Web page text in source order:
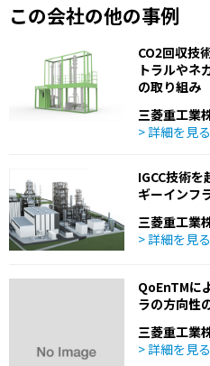
この会社の他の事例
CO2回収技
トラルやネ
の取り組み
三菱重工業
> 詳細を見る
IGCC技術
ギーインフ
三菱重工業
> 詳細を見る
QoEnTMに
ラの方向性
三菱重工業
> 詳細を見る